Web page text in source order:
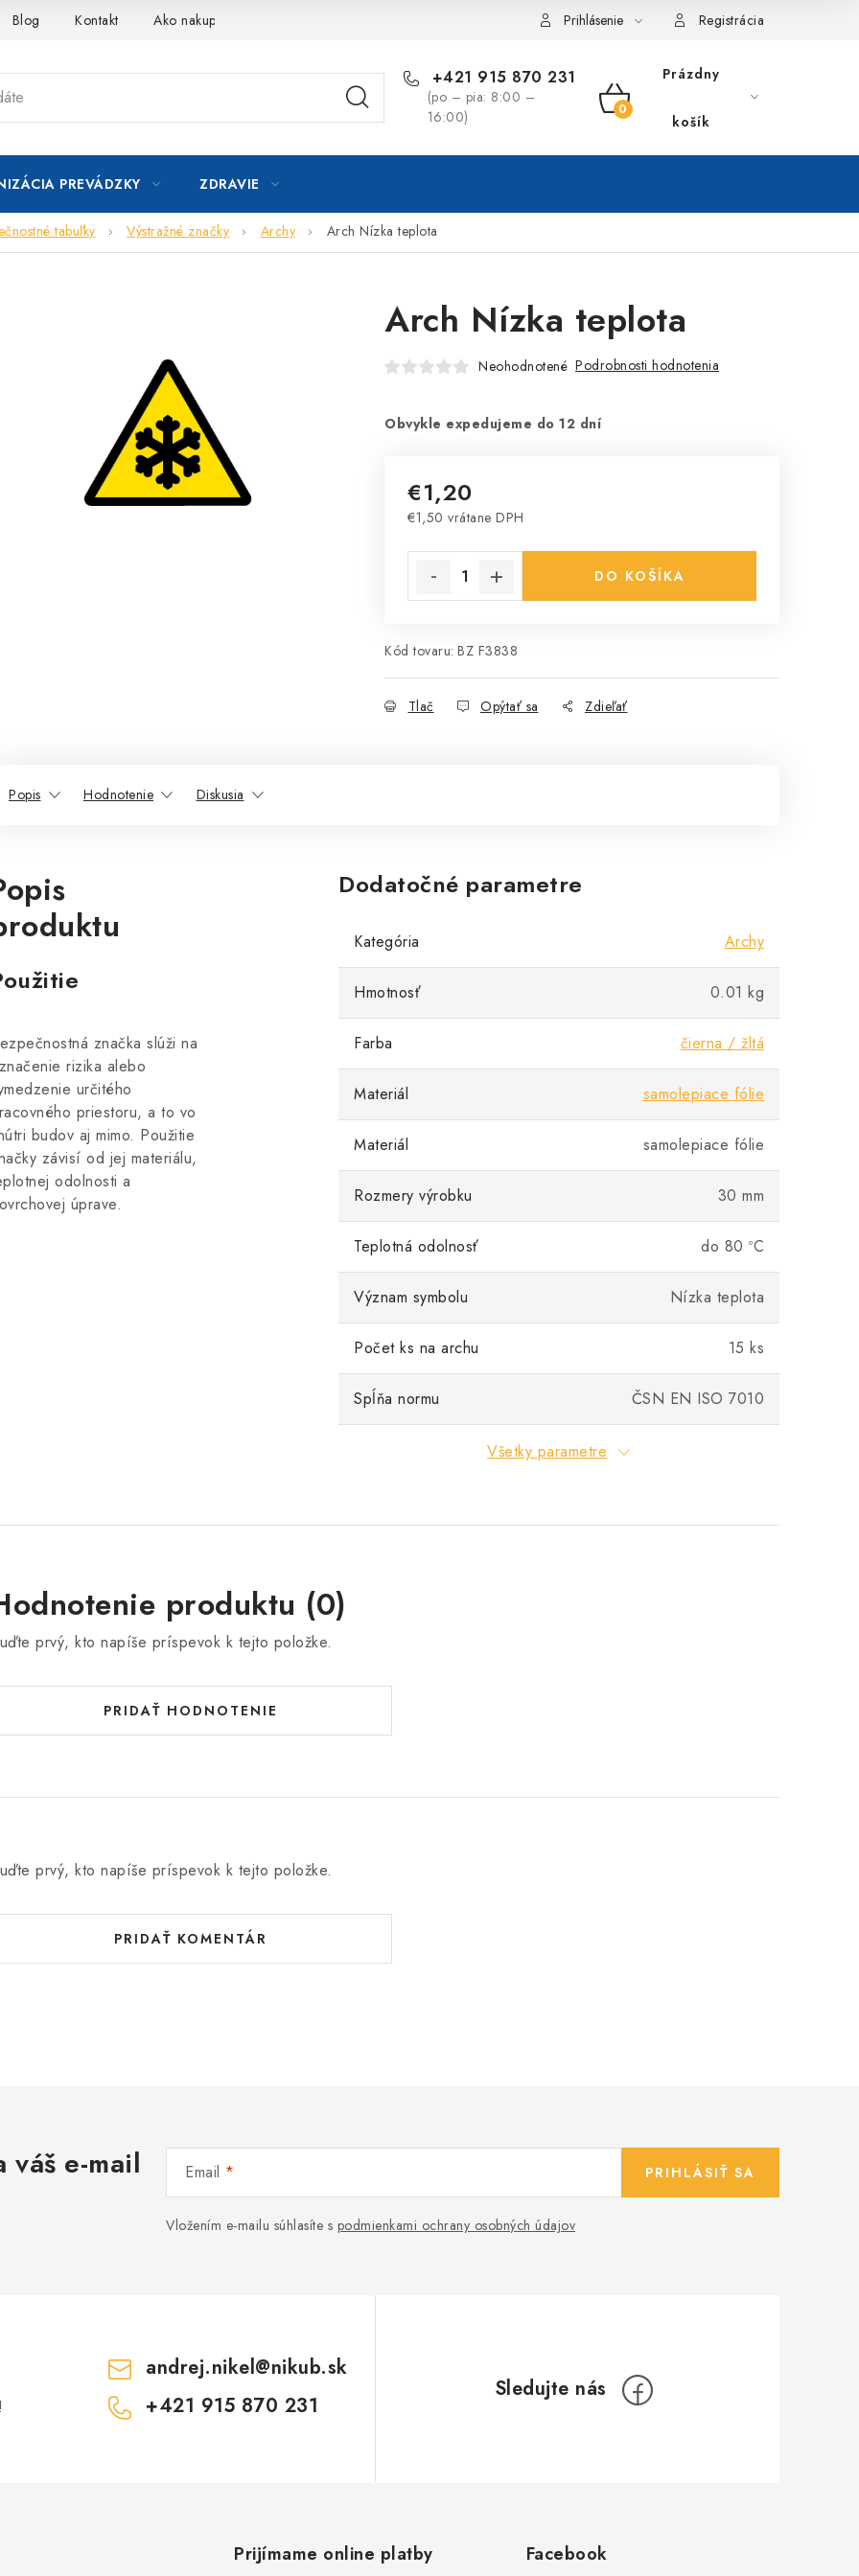
Blog Kontakt Ako nakupovať Prihlásenie Registrácia
+421 915 870 231
(po – pia: 8:00 –
16:00)
NÁKUPNÝ
Prázdny
košík
PREVÁDZKY ZDRAVIE
tabuľky Výstražné značky Archy Arch Nízka teplota
Arch Nízka teplota
Neohodnotené Podrobnosti hodnotenia
Obvykle expedujeme do 12 dní
€1,20
€1,50 vrátane DPH
DO KOŠÍKA
Kód tovaru: BZ F3838
Tlač Opýtať sa Zdieľať
Popis Hodnotenie Diskusia
značka slúži na
rizika alebo
určitého
priestoru, a to vo
budov aj mimo. Použitie
závisí od jej materiálu,
odolnosti a
úprave.
Dodatočné parametre
Kategória Archy
Hmotnosť 0.01 kg
Farba čierna / žltá
Materiál samolepiace fólie
Materiál samolepiace fólie
Rozmery výrobku 30 mm
Teplotná odolnosť do 80 ºC
Význam symbolu Nízka teplota
Počet ks na archu 15 ks
Spĺňa normu ČSN EN ISO 7010
Všetky parametre
produktu (0)
prvý, kto napíše príspevok k tejto položke.
PRIDAŤ HODNOTENIE
prvý, kto napíše príspevok k tejto položke.
PRIDAŤ KOMENTÁR
e-mail Email
Vložením e-mailu súhlasíte s podmienkami ochrany osobných údajov
PRIHLÁSIŤ SA
andrej.nikel@nikub.sk
+421 915 870 231
Prijímame online platby Facebook